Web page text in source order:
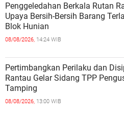
Penggeledahan Berkala Rutan
Upaya Bersih-Bersih Barang
Blok Hunian
08/08/2026, 14:24 WIB
Pertimbangkan Perilaku dan
Rantau Gelar Sidang TPP
Tamping
08/08/2026, 13:00 WIB